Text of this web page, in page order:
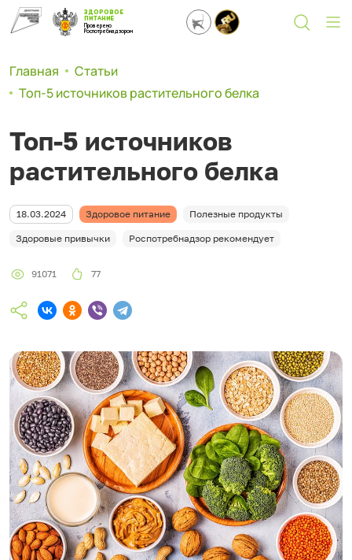
ЗДОРОВОЕ
ПИТАНИЕ
Проверено
Роспотребнадзором
Главная
Статьи
Топ-5 источников растительного белка
Топ-5 источников
растительного белка
18.03.2024 Здоровое питание Полезные продукты
Здоровые привычки Роспотребнадзор рекомендует
91071 77